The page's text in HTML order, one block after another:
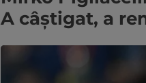
A câștigat, a